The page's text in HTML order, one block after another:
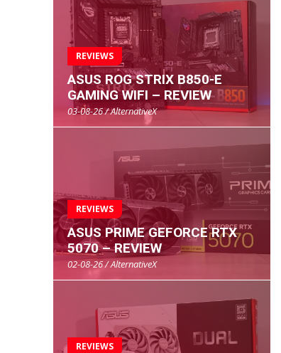
REVIEWS
ASUS ROG STRIX B850-E
GAMING WIFI – REVIEW
03-08-26 / AlternativeX
REVIEWS
ASUS PRIME GEFORCE RTX
5070 – REVIEW
02-08-26 / AlternativeX
REVIEWS